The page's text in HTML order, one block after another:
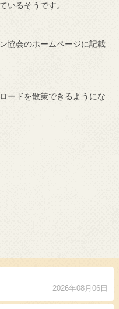
いるそうです。
協会のホームページに記載
ードを散策できるようにな
2026年08月06日